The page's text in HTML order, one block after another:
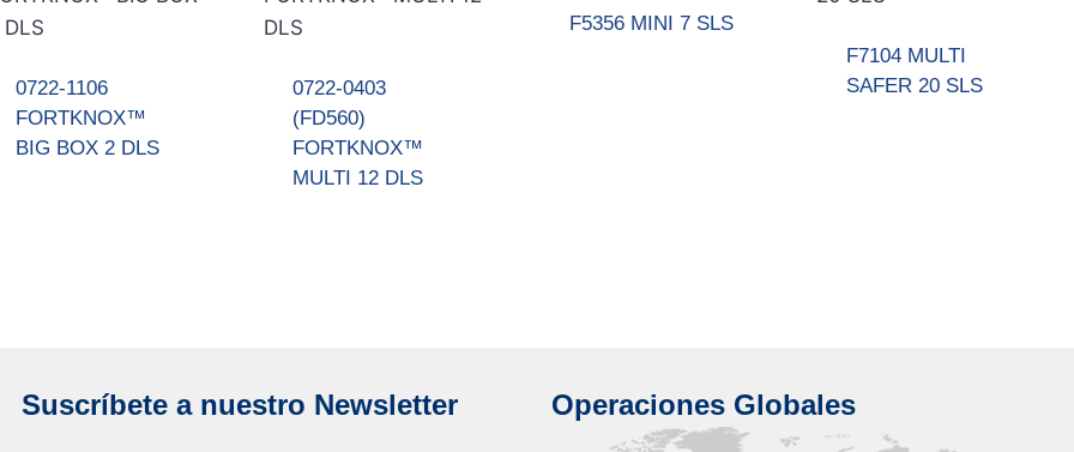
0722-1106
FORTKNOX™
BIG BOX 2 DLS
0722-0403
(FD560)
FORTKNOX™
MULTI 12 DLS
F5356 MINI 7 SLS
F7104 MULTI
SAFER 20 SLS
Suscríbete a nuestro Newsletter Operaciones Globales